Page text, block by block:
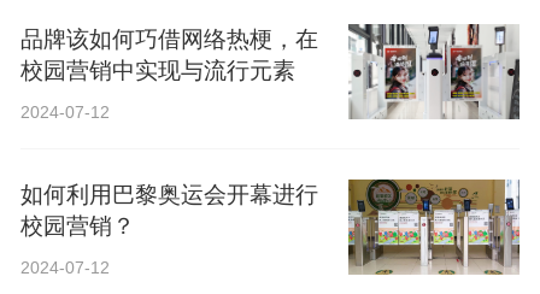
品牌该如何巧借网络热梗，在
校园营销中实现与流行元素
2024-07-12
如何利用巴黎奥运会开幕进行
校园营销？
2024-07-12